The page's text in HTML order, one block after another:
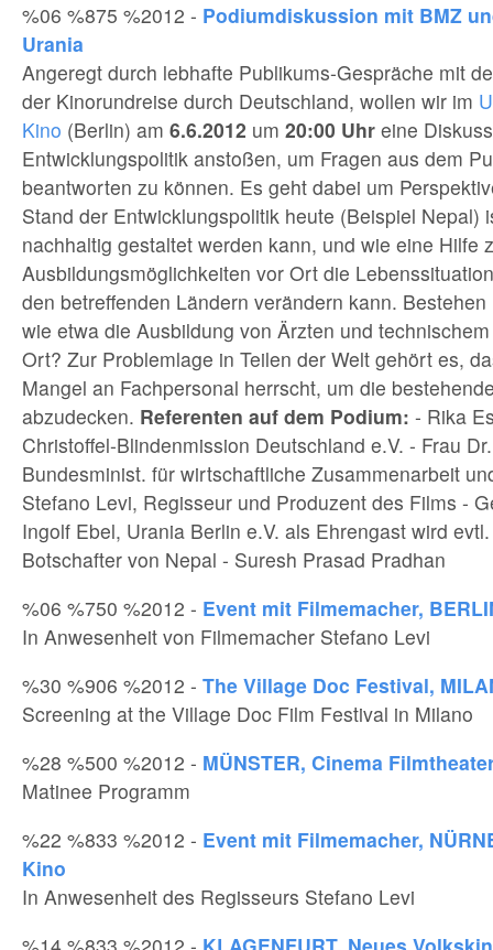
%06 %875 %2012 - Podiumdiskussion mit BMZ
Urania
Angeregt durch lebhafte Publikums-Gespräche mit
der Kinorundreise durch Deutschland, wollen wir im
Kino (Berlin) am 6.6.2012 um 20:00 Uhr eine
Entwicklungspolitik anstoßen, um Fragen aus dem
beantworten zu können. Es geht dabei um
Stand der Entwicklungspolitik heute (Beispiel Nepal)
nachhaltig gestaltet werden kann, und wie eine Hilfe
Ausbildungsmöglichkeiten vor Ort die
den betreffenden Ländern verändern kann.
wie etwa die Ausbildung von Ärzten und
Ort? Zur Problemlage in Teilen der Welt gehört es,
Mangel an Fachpersonal herrscht, um die
abzudecken. Referenten auf dem Podium: - Rika
Christoffel-Blindenmission Deutschland e.V. - Frau
Bundesminist. für wirtschaftliche Zusammenarbeit
Stefano Levi, Regisseur und Produzent des Films -
Ingolf Ebel, Urania Berlin e.V. als Ehrengast wird
Botschafter von Nepal - Suresh Prasad Pradhan
%06 %750 %2012 - Event mit Filmemacher,
In Anwesenheit von Filmemacher Stefano Levi
%30 %906 %2012 - The Village Doc Festival,
Screening at the Village Doc Film Festival in Milano
%28 %500 %2012 - MÜNSTER, Cinema
Matinee Programm
%22 %833 %2012 - Event mit Filmemacher,
Kino
In Anwesenheit des Regisseurs Stefano Levi